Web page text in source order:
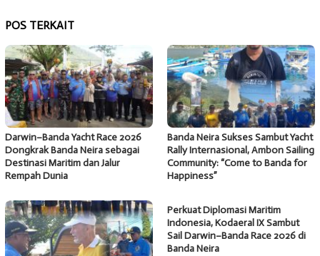
POS TERKAIT
Darwin–Banda Yacht Race 2026
Dongkrak Banda Neira sebagai
Destinasi Maritim dan Jalur
Rempah Dunia
Banda Neira Sukses Sambut Yacht
Rally Internasional, Ambon Sailing
Community: “Come to Banda for
Happiness”
Perkuat Diplomasi Maritim
Indonesia, Kodaeral IX Sambut
Sail Darwin–Banda Race 2026 di
Banda Neira